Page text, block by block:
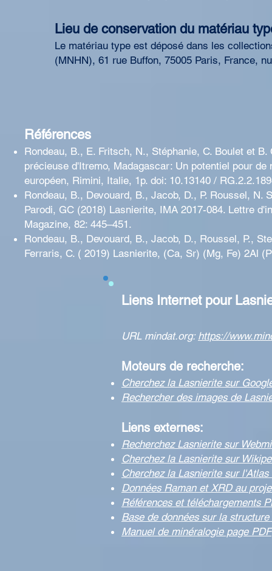
Lieu de conservation du matériau
Le matériau type est déposé dans les
(MNHN), 61 rue Buffon, 75005 Paris, France,
Références
Rondeau, B., E. Fritsch, N., Stéphanie, C. Boulet et
précieuse d'Itremo, Madagascar: Un potentiel pour
européen, Rimini, Italie, 1p. doi: 10.13140 /
Rondeau, B., Devouard, B., Jacob, D., P. Roussel, N.
Parodi, GC (2018) Lasnierite, IMA 2017-084. Lettre
Magazine, 82: 445–451.
Rondeau, B., Devouard, B., Jacob, D., Roussel, P.,
Ferraris, C. ( 2019) Lasnierite, (Ca, Sr) (Mg, Fe) 2Al
Liens Internet pour
URL mindat.org: https://
Moteurs de recherche:
Cherchez la Lasnierite sur
Rechercher des images de
Liens externes:
Recherchez Lasnierite sur
Cherchez la Lasnierite sur
Cherchez la Lasnierite sur l'Atlas
Données Raman et XRD au
Références et téléchargements
Base de données sur la
Manuel de minéralogie page PDF